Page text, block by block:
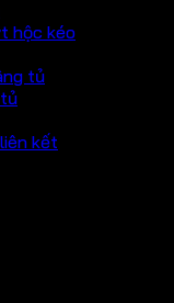
hộc kéo
tủ
kết